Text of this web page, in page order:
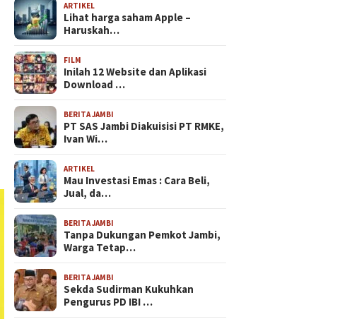
ARTIKEL
Lihat harga saham Apple –
Haruskah…
FILM
Inilah 12 Website dan Aplikasi
Download …
BERITA JAMBI
PT SAS Jambi Diakuisisi PT RMKE,
Ivan Wi…
ARTIKEL
Mau Investasi Emas : Cara Beli,
Jual, da…
BERITA JAMBI
Tanpa Dukungan Pemkot Jambi,
Warga Tetap…
BERITA JAMBI
Sekda Sudirman Kukuhkan
Pengurus PD IBI …